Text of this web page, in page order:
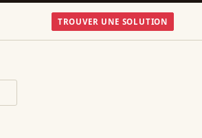
TROUVER UNE SOLUTION